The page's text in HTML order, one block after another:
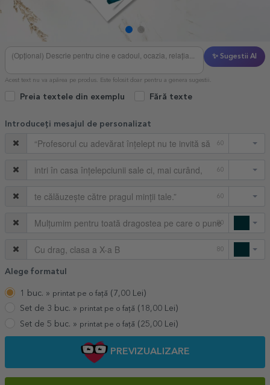
✨ Sugestii AI
Acest text nu va apărea pe produs. Este folosit doar pentru a genera sugestii.
Preia textele din exemplu Fără texte
Introduceți mesajul de personalizat
60
60
60
80
80
Alege formatul
1 buc. » printat pe o față (7,00 Lei)
Set de 3 buc. » printat pe o față ( 18,00 Lei)
Set de 5 buc. » printat pe o față ( 25,00 Lei)
PREVIZUALIZARE